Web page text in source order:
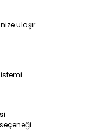
ulaşır.